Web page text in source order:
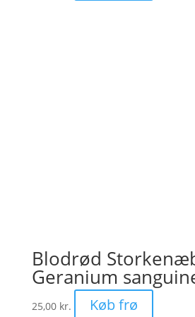
Blodrød
Geranium
25,00 kr. Køb frø